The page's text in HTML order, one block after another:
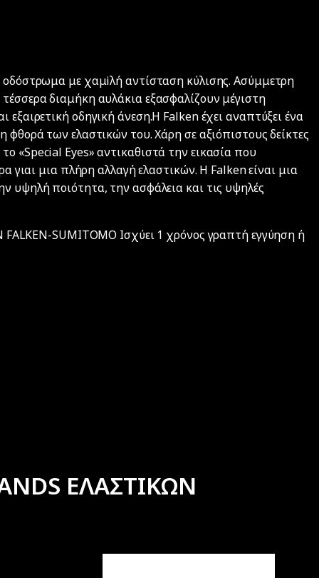
οδόστρωμα με χαμiλή αντίσταση κύλισης. Ασύμμετρη
διαμήκη αυλάκια εξασφαλίζουν μέγιστη
εξαιρετική οδηγική άνεση.Η Falken έχει αναπτύξει ένα
των ελαστικών του. Χάρη σε αξιόπιστους δείκτες
«Special Eyes» αντικαθιστά την εικασία που
γιαι μια πλήρη αλλαγή ελαστικών. Η Falken είναι μια
υψηλή ποιότητα, την ασφάλεια και τις υψηλές
SUMITOMO Iσχύει 1 χρόνος γραπτή εγγύηση ή
ΕΛΑΣΤΙΚΩΝ